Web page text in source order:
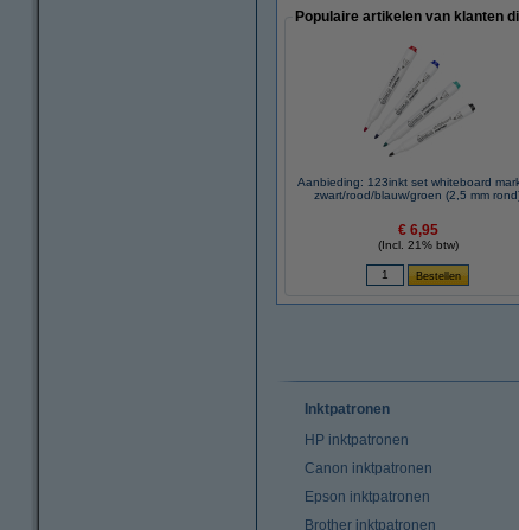
Populaire artikelen van klanten
Aanbieding: 123inkt set whiteboard
zwart/rood/blauw/groen (2,5 mm
€ 6,95
(Incl. 21% btw)
Inktpatronen
HP inktpatronen
Canon inktpatronen
Epson inktpatronen
Brother inktpatronen